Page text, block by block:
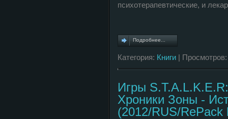
психотерапевтические, и
Подробнее...
Категория: Книги |
Игры
Хроники Зоны -
(2012/RUS/RePack